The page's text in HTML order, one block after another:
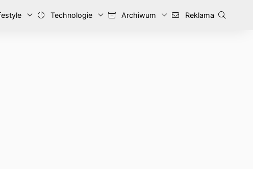
Technologie Archiwum Reklama